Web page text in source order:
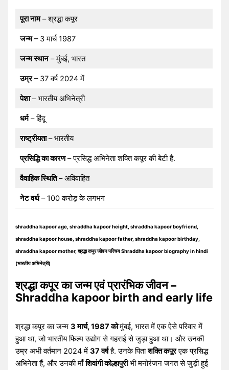
पूरा नाम– श्रद्धा कपूर
जन्म– 3 मार्च 1987
जन्म स्थान– मुंबई, भारत
उम्र– 37 वर्ष 2024 में
पेशा– भारतीय अभिनेत्री
धर्म– हिंदू
राष्ट्रीयता– भारतीय
प्रसिद्धि का कारण– प्रसिद्ध अभिनेता शक्ति कपूर की बेटी है.
वैवाहिक स्थिति– अविवाहित
नेट वर्थ– 100 करोड़ के लगभग
shraddha kapoor age, shraddha kapoor height, shraddha kapoor boyfriend,
shraddha kapoor house, shraddha kapoor father, shraddha kapoor birthday,
shraddha kapoor mother, श्रद्धा कपूर जीवन परिचय Shraddha kapoor biography in hindi
(भारतीय अभिनेत्री)
श्रद्धा कपूर का जन्म एवं प्रारंभिक जीवन –
Shraddha kapoor birth and early life
श्रद्धा कपूर का जन्म3 मार्च, 1987 कोमुंबई, भारत में एक ऐसे परिवार में
हुआ था, जो भारतीय फिल्म उद्योग से गहराई से जुड़ा हुआ था। और उनकी
उम्र अभी वर्तमान 2024 में37 वर्षहै. उनके पिताशक्ति कपूरएक प्रसिद्ध
अभिनेता हैं, और उनकी माँशिवांगी कोल्हापुरीभी मनोरंजन जगत से जुड़ी हुई